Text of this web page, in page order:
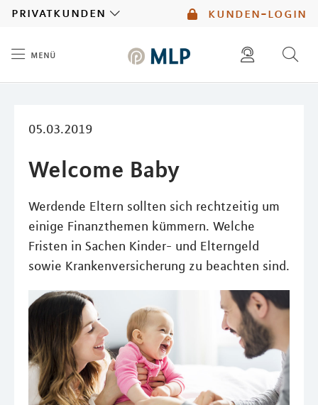
kunden-login
privatkunden
menü
05.03.2019
Welcome Baby
Werdende Eltern sollten sich rechtzeitig um
einige Finanzthemen kümmern. Welche
Fristen in Sachen Kinder- und Elterngeld
sowie Krankenversicherung zu beachten sind.